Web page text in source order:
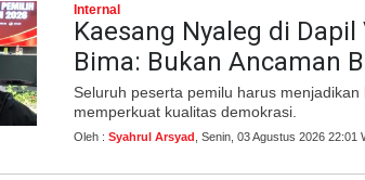
Internal
Kaesang Nyaleg di
Bima: Bukan Ancaman
Seluruh peserta pemilu harus
memperkuat kualitas demokrasi.
Oleh : Syahrul Arsyad , Senin, 03 Agustus 2026 22:01